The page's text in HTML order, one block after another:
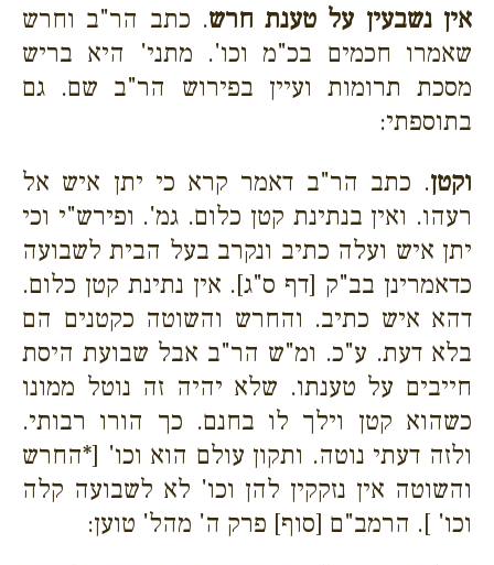
אין נשבעין על טענת חרש. כתב הר"ב וחרש
שאמרו חכמים בכ"מ וכו'. מתני' היא בריש
מסכת תרומות ועיין בפירוש הר"ב שם. גם
בתוספתי:
וקטן. כתב הר"ב דאמר קרא כי יתן איש אל
רעהו. ואין בנתינת קטן כלום. גמ'. ופירש"י וכי
יתן איש ועלה כתיב ונקרב בעל הבית לשבועה
כדאמרינן בב"ק [דף ס"ג]. אין נתינת קטן כלום.
דהא איש כתיב. והחרש והשוטה כקטנים הם
בלא דעת. ע"כ. ומ"ש הר"ב אבל שבועת היסת
חייבים על טענתו. שלא יהיה זה נוטל ממונו
כשהוא קטן וילך לו בחנם. כך הורו רבותי.
ולזה דעתי נוטה. ותקון עולם הוא וכו' [*החרש
והשוטה אין נזקקין להן וכו' לא לשבועה קלה
וכו' ]. הרמב"ם [סוף] פרק ה' מהל' טוען: